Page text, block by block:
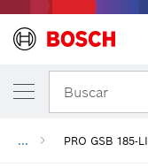
Buscar
... PRO GSB 185-LI